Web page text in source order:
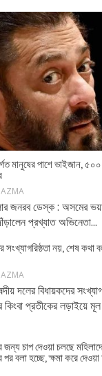
মানুষের পাশে ভাইজান, ৫০০
ডেস্ক : অসমের
প্রখ্যাত অভিনেতা...
সংখ্যাগরিষ্ঠতা নয়, শেষ
বিধায়কদের
কিংবা প্রতীকের লড়াইয়ে
জন্য চাপ দেওয়া চলছে
পর বলা হচ্ছে, ক্ষমা করে